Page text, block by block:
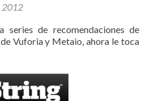
2012
series de recomendaciones de
Vuforia y Metaio, ahora le toca